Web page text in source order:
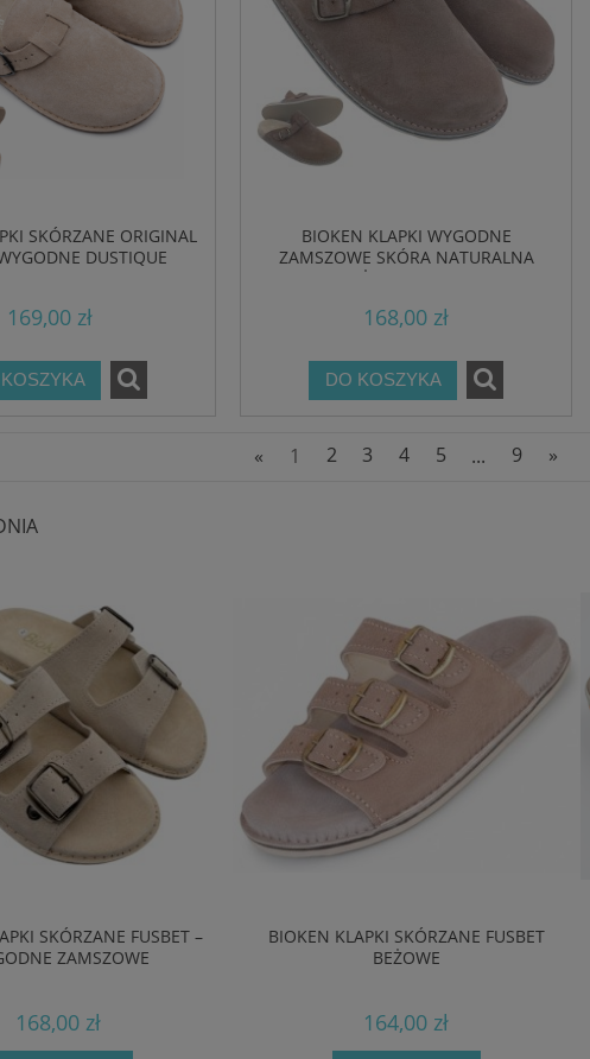
SKÓRZANE ORIGINAL
DUSTIQUE
169,00 zł
BIOKEN KLAPKI WYGODNE
ZAMSZOWE SKÓRA NATURALNA
BEŻOWE FUSBET
168,00 zł
DO KOSZYKA
« 1 2 3 4 5 ... 9 »
SKÓRZANE FUSBET –
ZAMSZOWE
168,00 zł
BIOKEN KLAPKI SKÓRZANE FUSBET
BEŻOWE
164,00 zł